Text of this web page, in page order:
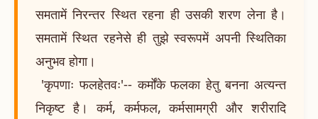
समतामें निरन्तर स्थित रहना ही उसकी शरण लेना है।
समतामें स्थित रहनेसे ही तुझे स्वरूपमें अपनी स्थितिका
अनुभव होगा।
'कृपणाः फलहेतवः'-- कर्मोंके फलका हेतु बनना अत्यन्त
निकृष्ट है। कर्म, कर्मफल, कर्मसामग्री और शरीरादि